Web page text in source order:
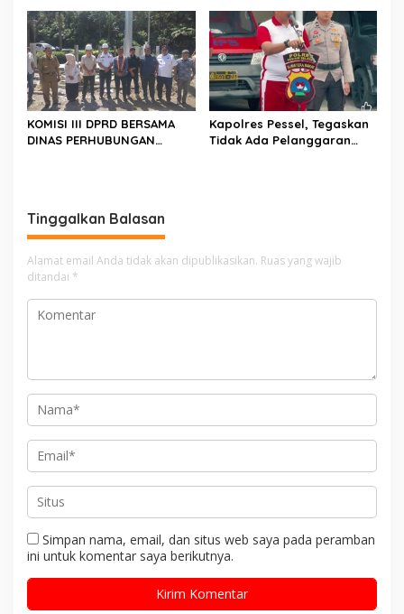
Nasional 2026 di Cibubur,
Jalani Karantina Sebelum
Berangkat
Jum’at Berkah
KOMISI III DPRD BERSAMA
DINAS PERHUBUNGAN
Kapolres Pessel, Tegaskan
Tidak Ada Pelanggaran
Tinggalkan Balasan
Alamat email Anda tidak akan dipublikasikan. Ruas yang wajib
ditandai *
Simpan nama, email, dan situs web saya pada peramban
ini untuk komentar saya berikutnya.